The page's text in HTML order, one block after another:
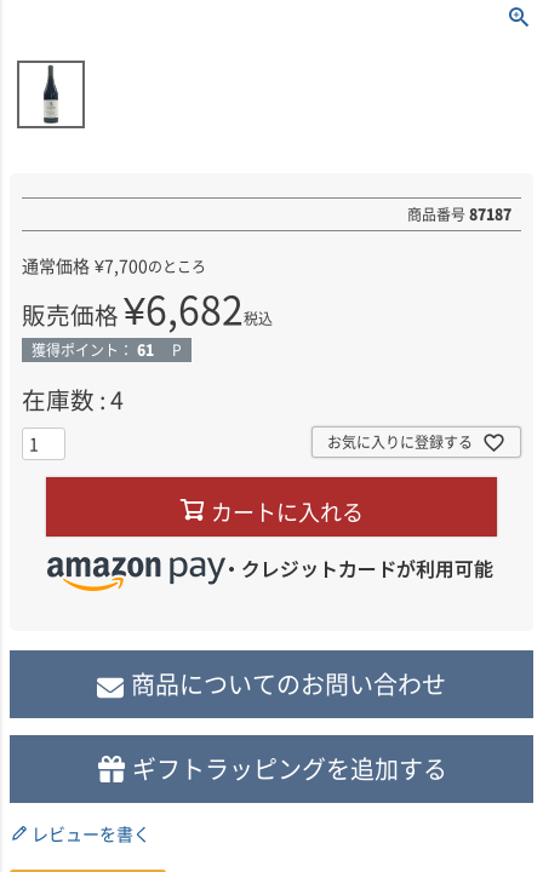
商品番号87187
通常価格 ¥7,700のところ
販売価格¥6,682税込
獲得ポイント： 61 P
在庫数 4
お気に入りに登録する
カートに入れる
商品についてのお問い合わせ
ギフトラッピングを追加する
レビューを書く